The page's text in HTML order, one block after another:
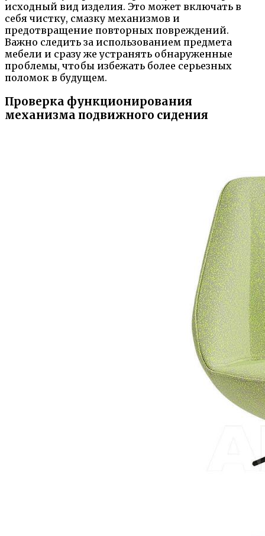
исходный вид изделия. Это может включать в
себя чистку, смазку механизмов и
предотвращение повторных повреждений.
Важно следить за использованием предмета
мебели и сразу же устранять обнаруженные
проблемы, чтобы избежать более серьезных
поломок в будущем.
Проверка функционирования
механизма подвижного сидения